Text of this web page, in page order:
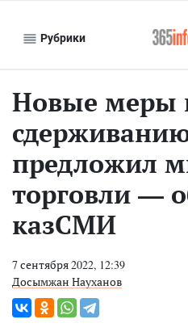
Рубрики
Новые меры
предложил
торговли —
казСМИ
7 сентября 2022, 12:39
Досымжан Науханов